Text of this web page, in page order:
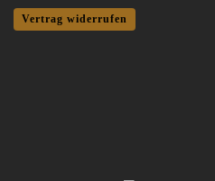
Vertrag widerrufen